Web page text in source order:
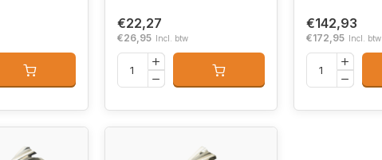
€22,27
€26,95 Incl. btw
€142,93
€172,95 Incl. btw